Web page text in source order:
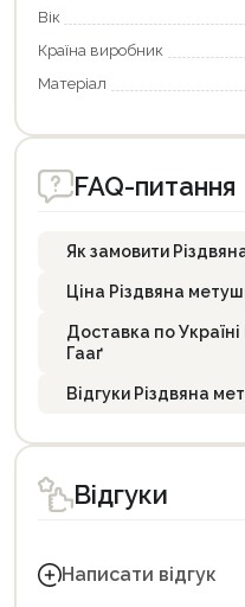
Вік
Країна виробник
Матеріал
FAQ-питання
Як замовити
Ціна Різдвяна
Доставка по
Гааґ
Відгуки Різдвяна
Відгуки
Написати відгук